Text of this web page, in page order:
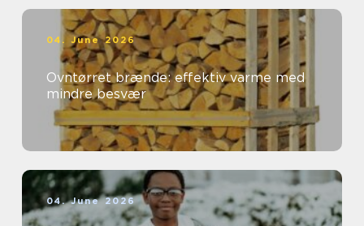
04. June 2026
Ovntørret brænde: effektiv varme med
mindre besvær
04. June 2026